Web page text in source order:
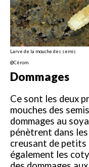
Larve de la mouche des semis
@Cérom
Dommages
Ce sont les deux
mouches des
dommages au
pénètrent dans
creusant de
également les